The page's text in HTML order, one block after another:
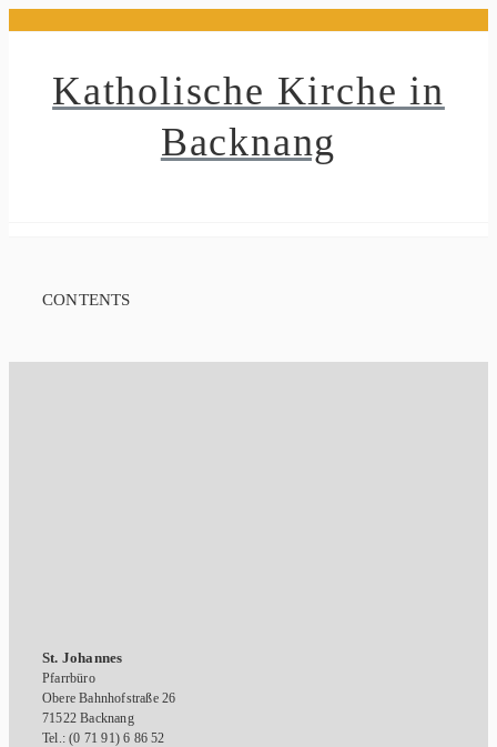
Katholische Kirche in
Backnang
CONTENTS
St. Johannes
Pfarrbüro
Obere Bahnhofstraße 26
71522 Backnang
Tel.: (0 71 91) 6 86 52